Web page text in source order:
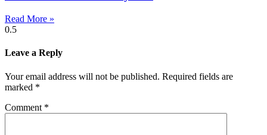
Read More »
Leave a Reply
Your email address will not be published. Required fields are
marked *
Comment *